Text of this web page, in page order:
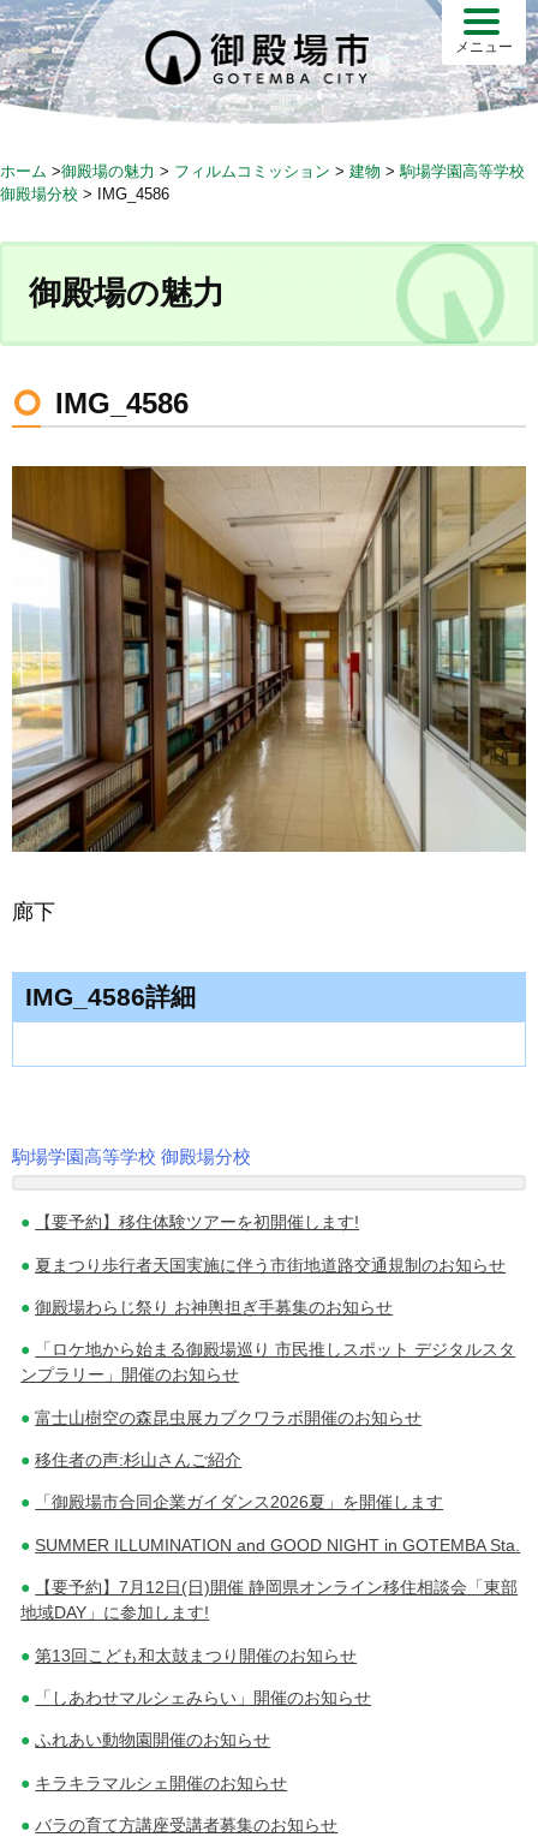
S
k
i
p
c
n
メニュー
ホーム >御殿場の魅力 > フィルムコミッション > 建物 > 駒場学園高等学校
御殿場分校 > IMG_4586
御殿場の魅力
IMG_4586
廊下
IMG_4586詳細
投
稿
ナ
ビ
ゲ
シ
ョ
ン
駒場学園高等学校 御殿場分校
【要予約】移住体験ツアーを初開催します!
夏まつり歩行者天国実施に伴う市街地道路交通規制のお知らせ
御殿場わらじ祭り お神輿担ぎ手募集のお知らせ
「ロケ地から始まる御殿場巡り 市民推しスポット デジタルスタ
ンプラリー」開催のお知らせ
富士山樹空の森昆虫展カブクワラボ開催のお知らせ
移住者の声:杉山さんご紹介
「御殿場市合同企業ガイダンス2026夏」を開催します
SUMMER ILLUMINATION and GOOD NIGHT in GOTEMBA Sta.
【要予約】7月12日(日)開催 静岡県オンライン移住相談会「東部
地域DAY」に参加します!
第13回こども和太鼓まつり開催のお知らせ
「しあわせマルシェみらい」開催のお知らせ
ふれあい動物園開催のお知らせ
キラキラマルシェ開催のお知らせ
バラの育て方講座受講者募集のお知らせ